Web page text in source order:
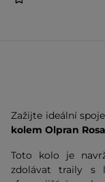
Zažijte ideální
kolem Olpran
Toto kolo je
zdolávat traily s